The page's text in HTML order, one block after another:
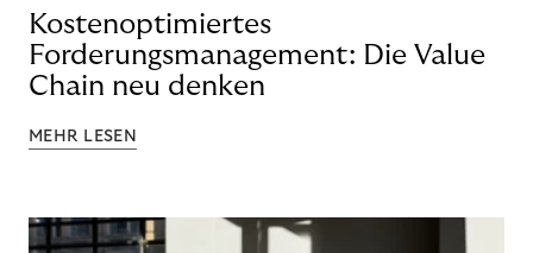
Kostenoptimiertes
Forderungsmanagement: Die Value
Chain neu denken
MEHR LESEN